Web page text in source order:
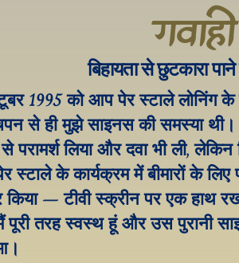
गवाही
बिहायता से छुटकारा
1995 को आप पेर स्टाले लोनिंग के
से ही मुझे साइनस की समस्या
परामर्श लिया और दवा भी ली,
स्टाले के कार्यक्रम में बीमारों के
– टीवी स्क्रीन पर एक हाथ
तरह स्वस्थ हूं और उस पुरानी